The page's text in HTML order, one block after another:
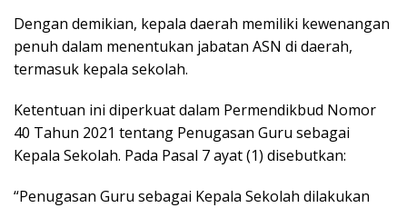
Dengan demikian, kepala daerah memiliki kewenangan
penuh dalam menentukan jabatan ASN di daerah,
termasuk kepala sekolah.
Ketentuan ini diperkuat dalam Permendikbud Nomor
40 Tahun 2021 tentang Penugasan Guru sebagai
Kepala Sekolah. Pada Pasal 7 ayat (1) disebutkan:
“Penugasan Guru sebagai Kepala Sekolah dilakukan